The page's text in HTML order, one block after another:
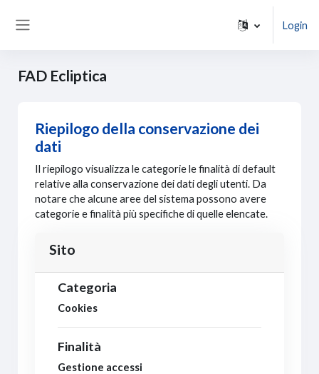
Login
FAD Ecliptica
Riepilogo della conservazione dei
dati
Il riepilogo visualizza le categorie le finalità di default
relative alla conservazione dei dati degli utenti. Da
notare che alcune aree del sistema possono avere
categorie e finalità più specifiche di quelle elencate.
Sito
Categoria
Cookies
Finalità
Gestione accessi